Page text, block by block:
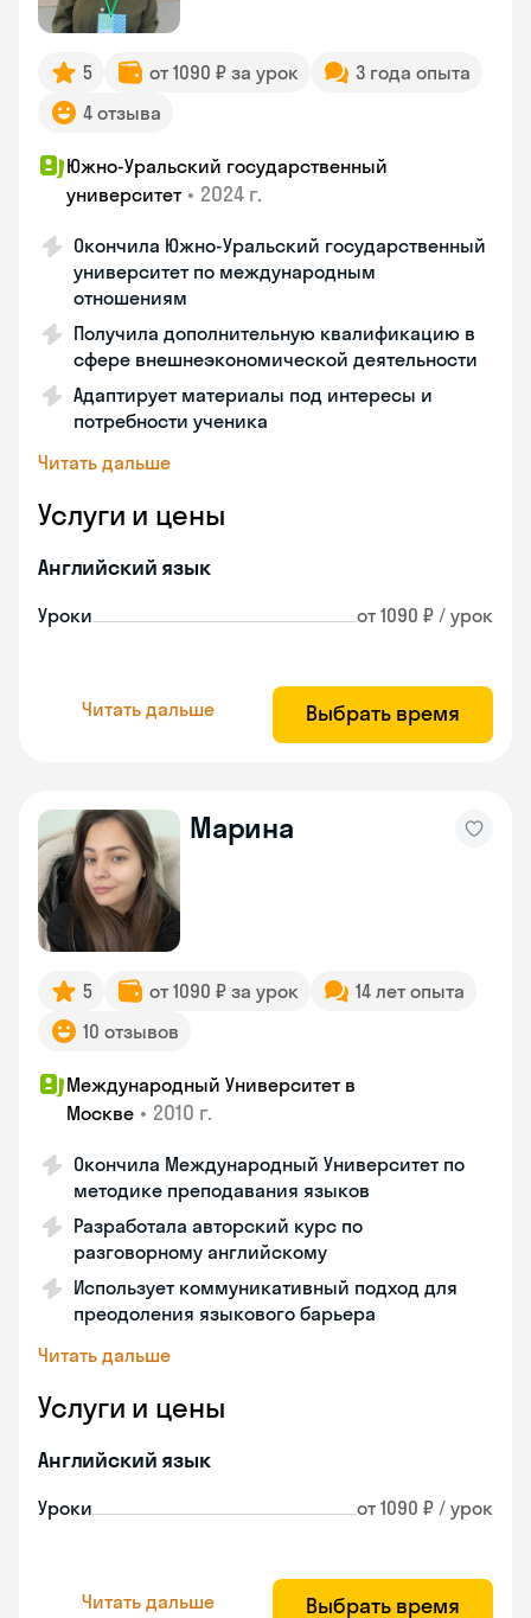
5 от 1090 ₽ за урок
3 года опыта
4 отзыва
Южно-Уральский государственный
университет • 2024 г.
Окончила Южно-Уральский государственный
университет по международным
отношениям
Получила дополнительную квалификацию в
сфере внешнеэкономической деятельности
Адаптирует материалы под интересы и
потребности ученика
Читать дальше
Услуги и цены
Английский язык
Уроки от 1090 ₽ / урок
Читать дальше Выбрать время
Марина
5 от 1090 ₽ за урок
14 лет опыта
10 отзывов
Международный Университет в
Москве • 2010 г.
Окончила Международный Университет по
методике преподавания языков
Разработала авторский курс по
разговорному английскому
Использует коммуникативный подход для
преодоления языкового барьера
Читать дальше
Услуги и цены
Английский язык
Уроки от 1090 ₽ / урок
Читать дальше Выбрать время